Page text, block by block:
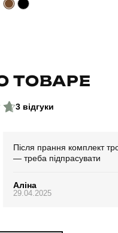
ТОВАРЕ
3 відгуки
Після прання комплект
— треба підпрасувати
Аліна
29.04.2025